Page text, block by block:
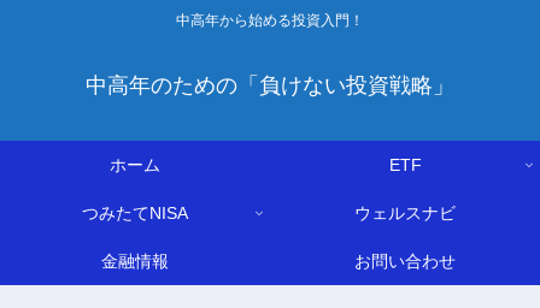
中高年から始める投資入門！
中高年のための「負けない投資戦略」
ホーム ETF
つみたてNISA ウェルスナビ
金融情報 お問い合わせ